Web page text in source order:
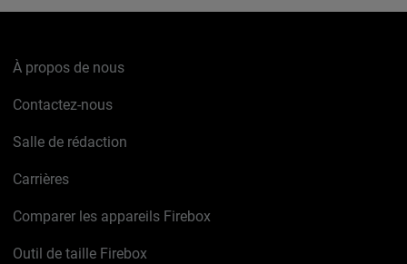
À propos de nous
Contactez-nous
Salle de rédaction
Carrières
Comparer les appareils Firebox
Outil de taille Firebox